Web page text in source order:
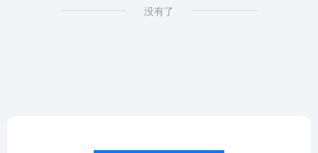
没有了